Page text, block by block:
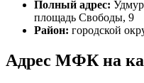
Полный адрес:
площадь Свободы, 9
Район: городской
Адрес МФК на